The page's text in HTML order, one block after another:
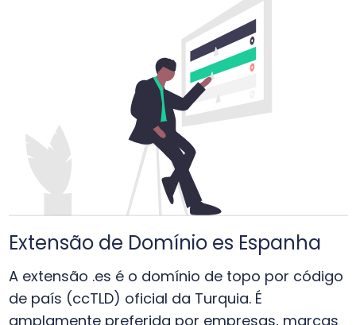
Extensão de Domínio es Espanha
A extensão .es é o domínio de topo por código
de país (ccTLD) oficial da Turquia. É
amplamente preferida por empresas, marcas